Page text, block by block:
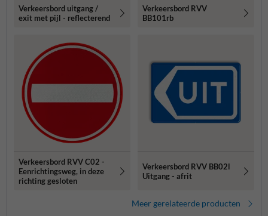
Verkeersbord uitgang /
exit met pijl - reflecterend
Verkeersbord RVV
BB101rb
Verkeersbord RVV C02 -
Eenrichtingsweg, in deze
richting gesloten
Verkeersbord RVV BB02l
Uitgang - afrit
Meer gerelateerde producten